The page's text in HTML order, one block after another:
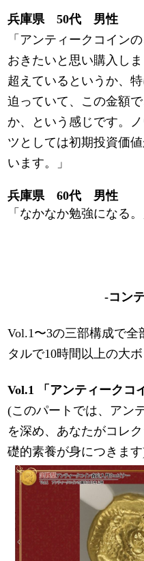
兵庫県 50代 男性
「アンティークコイン
おきたいと思い購入し
超えているというか、
迫っていて、この金額
か、という感じです。
ツとしては初期投資価
います。」
兵庫県 60代 男性
「なかなか勉強になる。
-コン
Vol.1〜3の三部構成で
タルで10時間以上の大ボ
Vol.1 「アンティークコ
(このパートでは、アン
を深め、あなたがコレ
礎的素養が身につきま